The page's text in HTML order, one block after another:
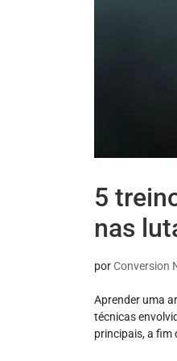
5
nas
porConversion
Aprender uma
técnicas
principais, a fim